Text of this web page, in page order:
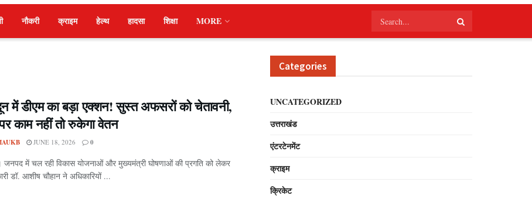
नौकरी क्राइम हेल्थ हादसा शिक्षा MORE
में डीएम का बड़ा एक्शन! सुस्त अफसरों को चेतावनी,
काम नहीं तो रुकेगा वेतन
JUNE 18, 2026 0
जनपद में चल रही विकास योजनाओं और मुख्यमंत्री घोषणाओं की प्रगति को लेकर
डॉ. आशीष चौहान ने अधिकारियों ...
Categories
UNCATEGORIZED
उत्तराखंड
एंटरटेनमेंट
क्राइम
क्रिकेट